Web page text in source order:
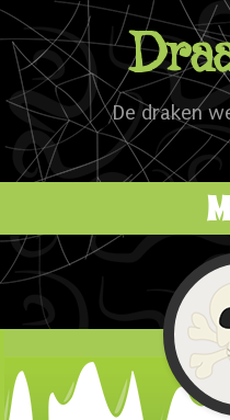
De draken
Naar de inhoud springen